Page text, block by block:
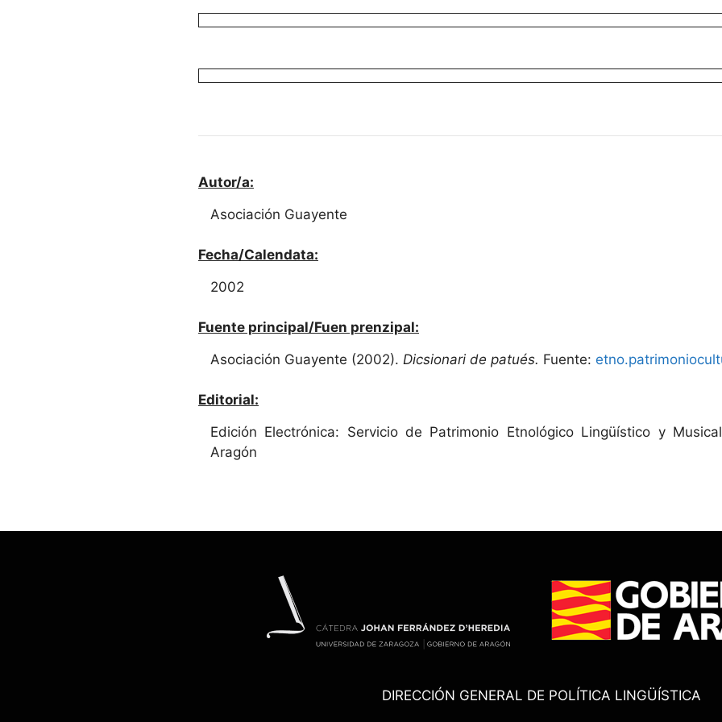
Autor/a:
Asociación Guayente
Fecha/Calendata:
2002
Fuente principal/Fuen prenzipal:
Asociación Guayente (2002). Dicsionari de patués. Fuente:
Editorial:
Edición Electrónica: Servicio de Patrimonio Etnológico Lingüístico y
Aragón
DIRECCIÓN GENERAL DE POLÍTICA LINGÜÍSTICA